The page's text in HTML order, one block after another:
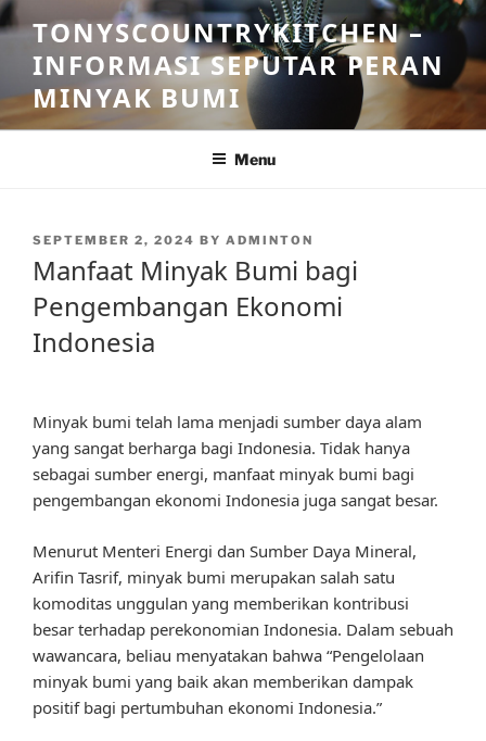
Skip
to
content
TONYSCOUNTRYKITCHEN –
INFORMASI SEPUTAR PERAN
MINYAK BUMI
Menu
POSTED
SEPTEMBER 2, 2024 BY ADMINTON
Manfaat Minyak Bumi bagi
Pengembangan Ekonomi
Indonesia
Minyak bumi telah lama menjadi sumber daya alam
yang sangat berharga bagi Indonesia. Tidak hanya
sebagai sumber energi, manfaat minyak bumi bagi
pengembangan ekonomi Indonesia juga sangat besar.
Menurut Menteri Energi dan Sumber Daya Mineral,
Arifin Tasrif, minyak bumi merupakan salah satu
komoditas unggulan yang memberikan kontribusi
besar terhadap perekonomian Indonesia. Dalam sebuah
wawancara, beliau menyatakan bahwa “Pengelolaan
minyak bumi yang baik akan memberikan dampak
positif bagi pertumbuhan ekonomi Indonesia.”